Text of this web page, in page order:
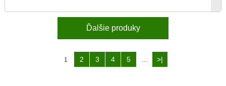
Ďalšie produky
1 2 3 4 5 … >|